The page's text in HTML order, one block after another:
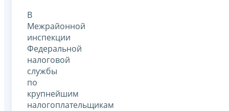
В
Межрайонной
инспекции
Федеральной
налоговой
службы
по
крупнейшим
налогоплательщикам